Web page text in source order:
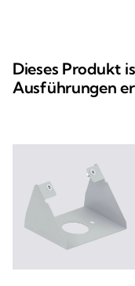
Dieses Produkt
Ausführungen